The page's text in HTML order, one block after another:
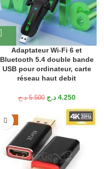
Adaptateur Wi-Fi 6 et
Bluetooth 5.4 double bande
USB pour ordinateur, carte
réseau haut debit
5.500 د.ج 4.250 د.ج
-25%